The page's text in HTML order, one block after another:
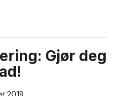
Gjør deg